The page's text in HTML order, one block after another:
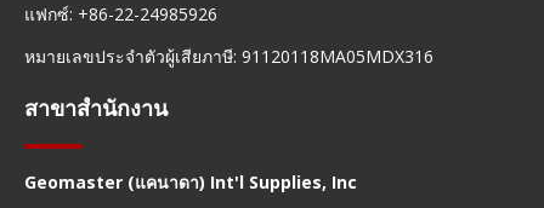
แฟกซ์: +86-22-24985926
หมายเลขประจำตัวผู้เสียภาษี: 91120118MA05MDX316
สาขาสำนักงาน
Geomaster (แคนาดา) Int'l Supplies, Inc